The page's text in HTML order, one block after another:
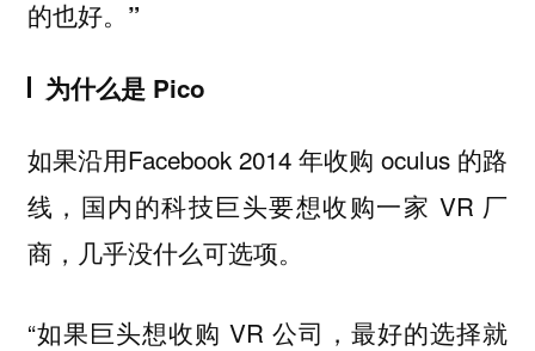
的也好。”
为什么是 Pico
如果沿用Facebook 2014 年收购 oculus 的路
线，国内的科技巨头要想收购一家 VR 厂
商，几乎没什么可选项。
“如果巨头想收购 VR 公司，最好的选择就